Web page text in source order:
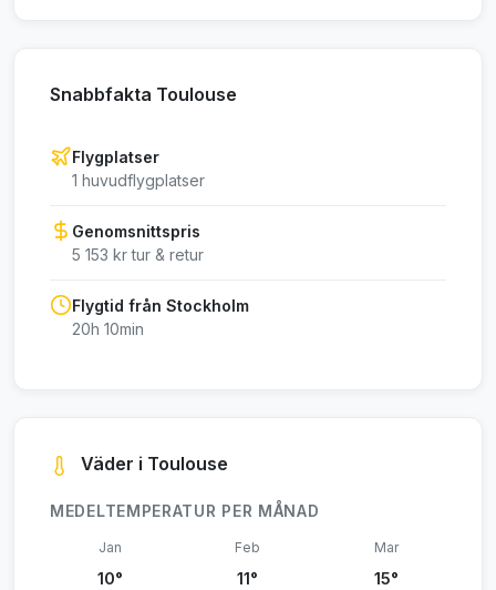
Snabbfakta Toulouse
Flygplatser
1 huvudflygplatser
Genomsnittspris
5 153 kr tur & retur
Flygtid från Stockholm
20h 10min
Väder i Toulouse
MEDELTEMPERATUR PER MÅNAD
Jan
10°
Feb
11°
Mar
15°